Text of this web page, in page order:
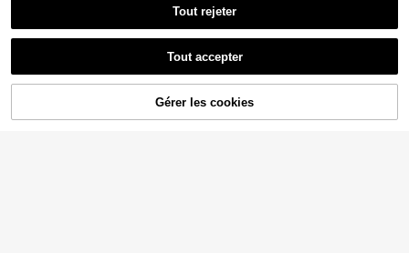
AJOUTER AU PANIER
Tout rejeter
Tout accepter
Gérer les cookies